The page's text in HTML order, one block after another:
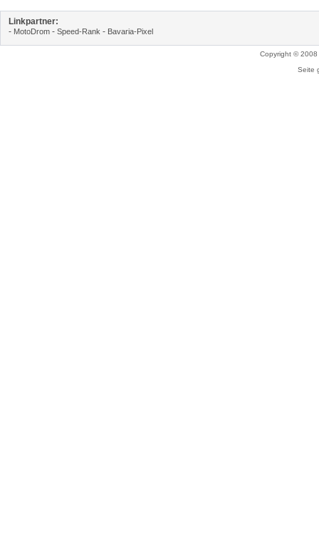
Linkpartner:
- MotoDrom - Speed-Rank - Bavaria-Pixel
Copyright ©
Seite